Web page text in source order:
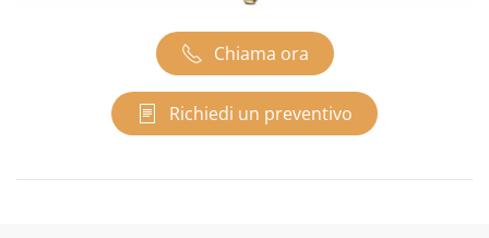
Chiama ora
Richiedi un preventivo